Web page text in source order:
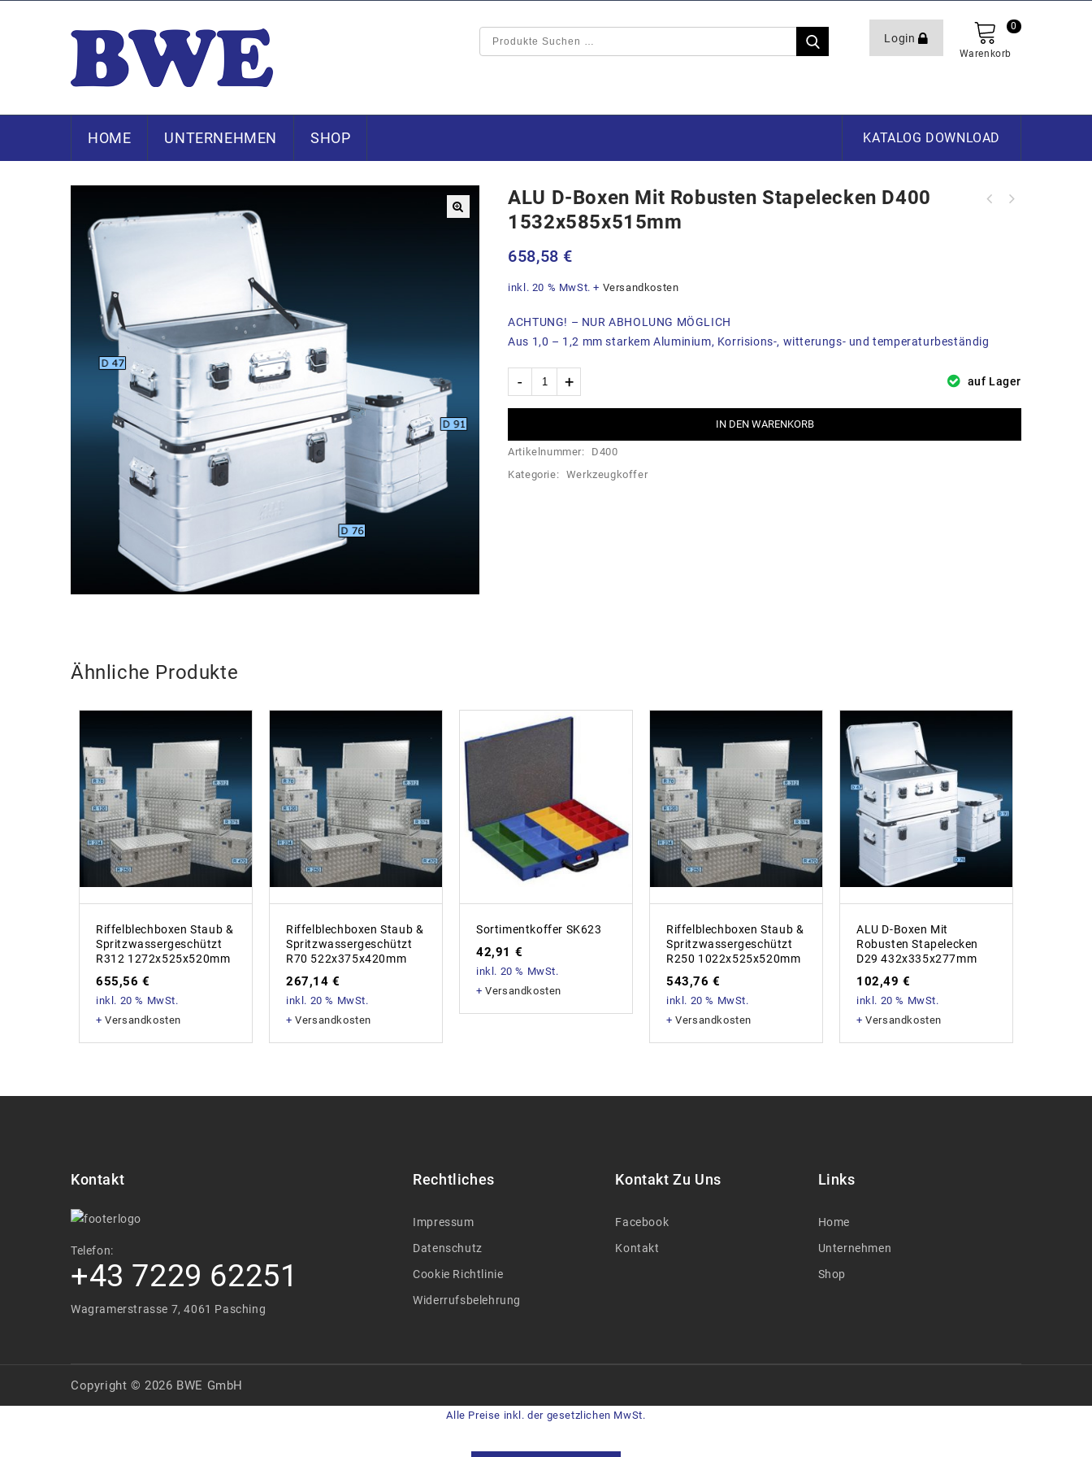
Login
Warenkorb
0
HOME UNTERNEHMEN SHOP KATALOG DOWNLOAD
ALU D-Boxen Mit Robusten Stapelecken D400
1532x585x515mm
658,58 €
inkl. 20 % MwSt. + Versandkosten
ACHTUNG! – NUR ABHOLUNG MÖGLICH
Aus 1,0 – 1,2 mm starkem Aluminium, Korrisions-, witterungs- und temperaturbeständig
auf Lager
IN DEN WARENKORB
Artikelnummer:
D400
Kategorie: Werkzeugkoffer
Ähnliche Produkte
Riffelblechboxen Staub &
Spritzwassergeschützt
R312 1272x525x520mm
655,56€
inkl. 20 % MwSt.
+Versandkosten
Riffelblechboxen Staub &
Spritzwassergeschützt
R70 522x375x420mm
267,14€
inkl. 20 % MwSt.
+Versandkosten
Sortimentkoffer SK623
42,91 €
inkl. 20 % MwSt.
+Versandkosten
Riffelblechboxen Staub &
Spritzwassergeschützt
R250 1022x525x520mm
543,76€
inkl. 20 % MwSt.
+Versandkosten
ALU D-Boxen Mit
Robusten Stapelecken
D29 432x335x277mm
102,49€
inkl. 20 % MwSt.
+Versandkosten
Kontakt
Telefon:
+43 7229 62251
Wagramerstrasse 7, 4061 Pasching
Rechtliches
Impressum
Datenschutz
Cookie Richtlinie
Widerrufsbelehrung
Kontakt Zu Uns
Facebook
Kontakt
Links
Home
Unternehmen
Shop
Copyright © 2026 BWE GmbH
Alle Preise inkl. der gesetzlichen MwSt.